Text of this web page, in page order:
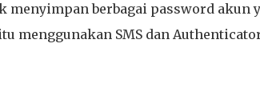
menyimpan berbagai password akun
menggunakan SMS dan